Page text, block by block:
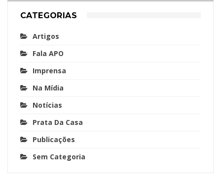
CATEGORIAS
Artigos
Fala APO
Imprensa
Na Mídia
Notícias
Prata Da Casa
Publicações
Sem Categoria